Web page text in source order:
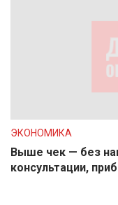
ЭКОНОМИКА
Выше чек — без
консультации,